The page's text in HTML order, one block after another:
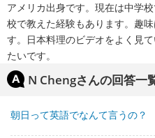
アメリカ出身です。現在は中学
校で教えた経験もあります。趣
す。日本料理のビデオをよく見
たいです。
N Chengさんの回答一
朝日って英語でなんて言うの？